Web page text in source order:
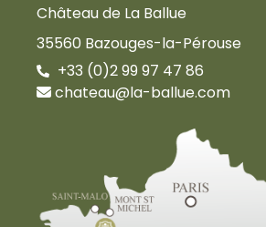
Château de La Ballue
35560 Bazouges-la-Pérouse
+33 (0)2 99 97 47 86
chateau@la-ballue.com